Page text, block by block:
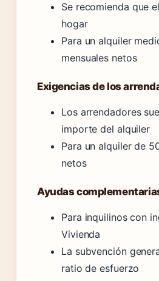
Se recomienda que
hogar
Para un alquiler
mensuales netos
Exigencias de los
Los arrendadores
importe del alquiler
Para un alquiler de
netos
Ayudas
Para inquilinos con
Vivienda
La subvención
ratio de esfuerzo